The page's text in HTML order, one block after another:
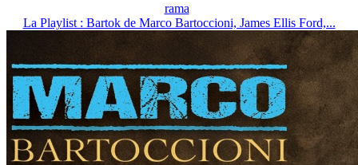
rama
La Playlist : Bartok de Marco Bartoccioni, James Ellis Ford,...